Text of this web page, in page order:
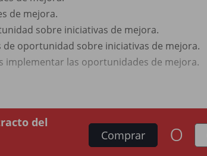
de mejora.
sobre iniciativas de mejora.
oportunidad sobre iniciativas de mejora.
implementar las oportunidades de mejora.
del
Comprar o